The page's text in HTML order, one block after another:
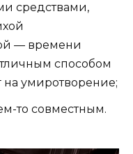
средствами,
— времени
способом
на умиротворение;
то совместным.